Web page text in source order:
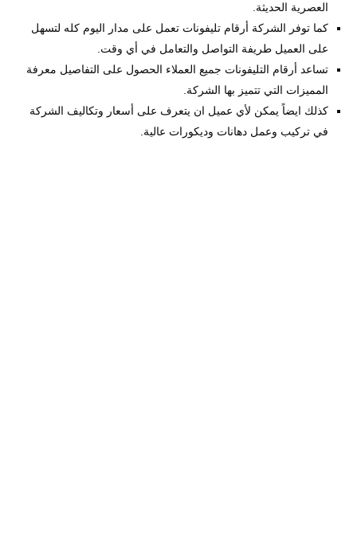
العصرية الحديثة.
كما توفر الشركة أرقام تليفونات تعمل على مدار اليوم كله لتسهل
على العميل طريفة التواصل والتعامل في أي وقت.
تساعد أرقام التليفونات جميع العملاء الحصول على التفاصيل معرفة
المميزات التي تتميز بها الشركة.
كذلك ايضاً يمكن لأي عميل ان يتعرف على أسعار وتكاليف الشركة
في تركيب وعمل دهانات وديكورات عالية.